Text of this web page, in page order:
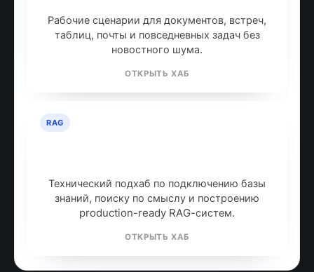
Рабочие сценарии для документов, встреч,
таблиц, почты и повседневных задач без
новостного шума.
ОТКРЫТЬ ХАБ
RAG
Технический подхаб по подключению базы
знаний, поиску по смыслу и построению
production-ready RAG-систем.
ОТКРЫТЬ ХАБ